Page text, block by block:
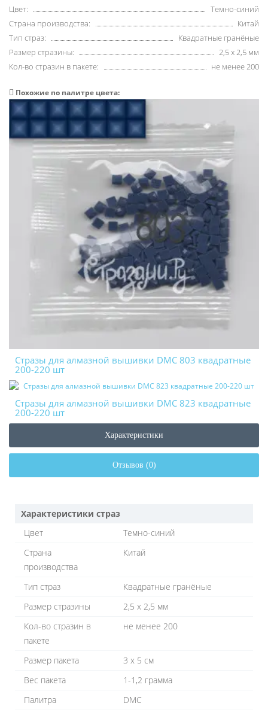
Цвет:
Темно-синий
Страна производства:
Китай
Тип страз:
Квадратные гранёные
Размер стразины:
2,5 х 2,5 мм
Кол-во стразин в пакете:
не менее 200
Похожие по палитре цвета:
Стразы для алмазной вышивки DMC 803 квадратные
200-220 шт
Стразы для алмазной вышивки DMC 823 квадратные
200-220 шт
Характеристики
Отзывов (0)
Характеристики страз
Цвет
Темно-синий
Страна
производства
Китай
Тип страз
Квадратные гранёные
Размер стразины
2,5 х 2,5 мм
Кол-во стразин в
пакете
не менее 200
Размер пакета
3 х 5 см
Вес пакета
1-1,2 грамма
Палитра
DMC